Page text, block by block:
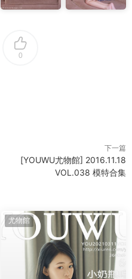
0
下一篇
[YOUWU尤物館] 2016.11.18
VOL.038 模特合集
尤物館